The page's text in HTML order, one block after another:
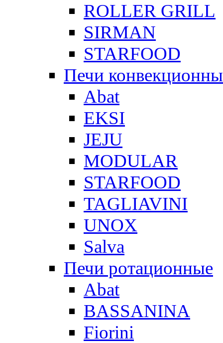
ROLLER GRILL
SIRMAN
STARFOOD
Печи
Abat
EKSI
JEJU
MODULAR
STARFOOD
TAGLIAVINI
UNOX
Salva
Печи ротационные
Abat
BASSANINA
Fiorini